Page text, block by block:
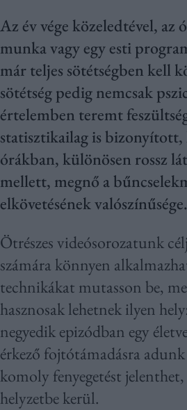
Az év vége közeledtével, az
munka vagy egy esti
már teljes sötétségben kell
sötétség pedig nemcsak
értelemben teremt
statisztikailag is bizonyított,
órákban, különösen rossz
mellett, megnő a
elkövetésének valószínűsége.
Ötrészes videósorozatunk
számára könnyen
technikákat mutasson be,
hasznosak lehetnek ilyen
negyedik epizódban egy
érkező fojtótámadásra
komoly fenyegetést
helyzetbe kerül.